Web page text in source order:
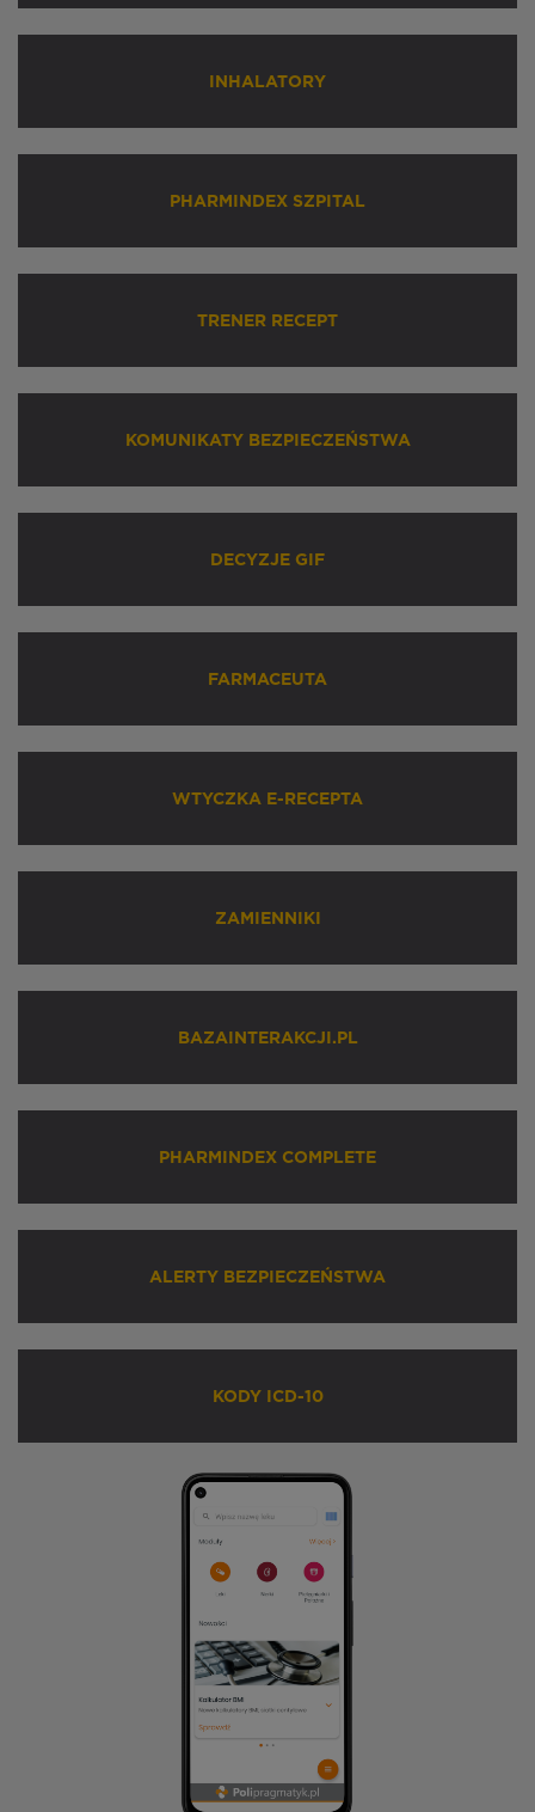
INHALATORY
PHARMINDEX SZPITAL
TRENER RECEPT
KOMUNIKATY BEZPIECZEŃSTWA
DECYZJE GIF
FARMACEUTA
WTYCZKA E-RECEPTA
ZAMIENNIKI
BAZAINTERAKCJI.PL
PHARMINDEX COMPLETE
ALERTY BEZPIECZEŃSTWA
KODY ICD-10